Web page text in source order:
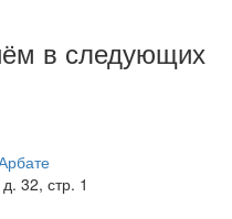
в следующих
32, стр. 1